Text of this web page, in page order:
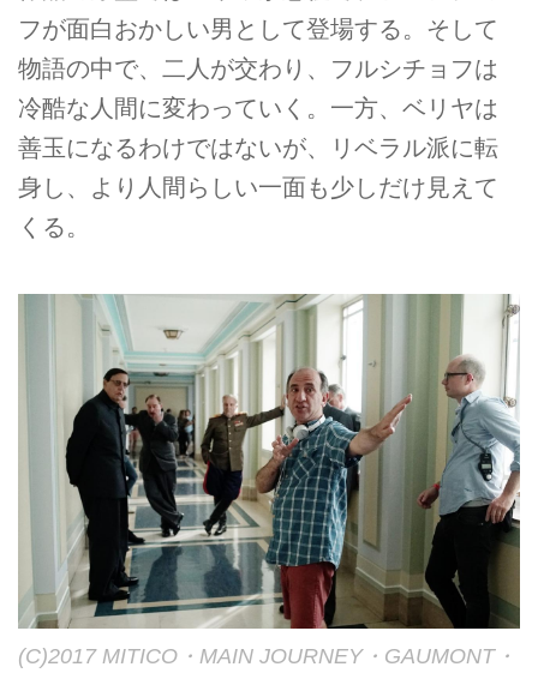
フが面白おかしい男として登場する。そして
物語の中で、二人が交わり、フルシチョフは
冷酷な人間に変わっていく。一方、ベリヤは
善玉になるわけではないが、リベラル派に転
身し、より人間らしい一面も少しだけ見えて
くる。
(C)2017 MITICO・MAIN JOURNEY・GAUMONT・